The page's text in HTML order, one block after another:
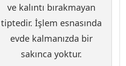
ve kalıntı bırakmayan
tiptedir. İşlem esnasında
evde kalmanızda bir
sakınca yoktur.